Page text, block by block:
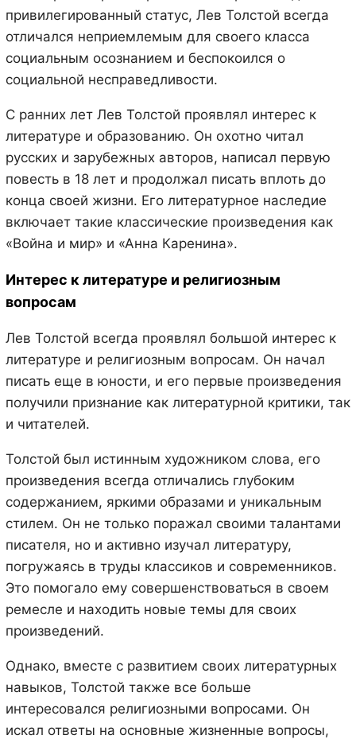
привилегированный статус, Лев Толстой всегда
отличался неприемлемым для своего класса
социальным осознанием и беспокоился о
социальной несправедливости.
С ранних лет Лев Толстой проявлял интерес к
литературе и образованию. Он охотно читал
русских и зарубежных авторов, написал первую
повесть в 18 лет и продолжал писать вплоть до
конца своей жизни. Его литературное наследие
включает такие классические произведения как
«Война и мир» и «Анна Каренина».
Интерес к литературе и религиозным
вопросам
Лев Толстой всегда проявлял большой интерес к
литературе и религиозным вопросам. Он начал
писать еще в юности, и его первые произведения
получили признание как литературной критики, так
и читателей.
Толстой был истинным художником слова, его
произведения всегда отличались глубоким
содержанием, яркими образами и уникальным
стилем. Он не только поражал своими талантами
писателя, но и активно изучал литературу,
погружаясь в труды классиков и современников.
Это помогало ему совершенствоваться в своем
ремесле и находить новые темы для своих
произведений.
Однако, вместе с развитием своих литературных
навыков, Толстой также все больше
интересовался религиозными вопросами. Он
искал ответы на основные жизненные вопросы,